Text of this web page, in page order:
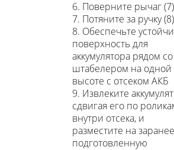
6. Поверните рычаг (7)
7. Потяните за ручку (8)
8. Обеспечьте
поверхность для
аккумулятора рядом со
штабелером на одной
высоте с отсеком АКБ
9. Извлеките
сдвигая его по
внутри отсека, и
разместите на заранее
подготовленную